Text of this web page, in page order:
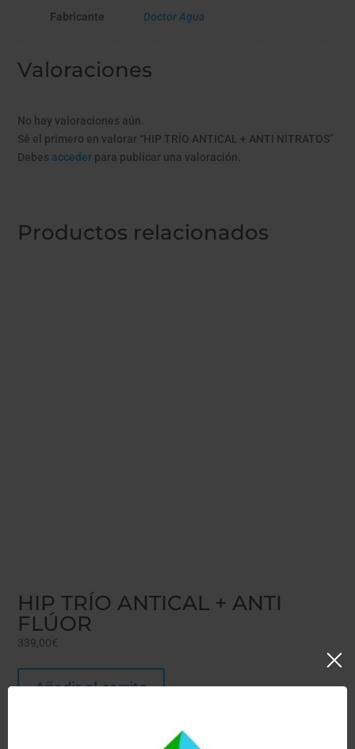
Fabricante Doctor Agua
Valoraciones
No hay valoraciones aún.
Sé el primero en valorar “HIP TRÍO ANTICAL + ANTI NITRATOS”
Debes acceder para publicar una valoración.
Productos relacionados
HIP TRÍO ANTICAL + ANTI
FLÚOR
339,00€
Añadir al carrito